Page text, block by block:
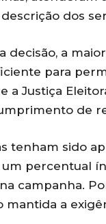
dos
decisão, a
para
a Justiça
de
tenham sido
percentual
campanha.
mantida a